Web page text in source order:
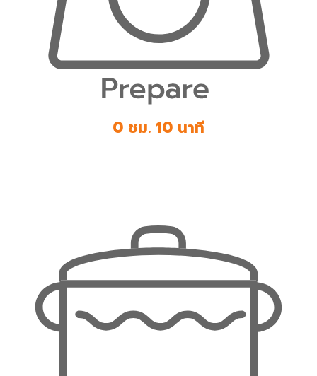
0 ชม. 10 นาที